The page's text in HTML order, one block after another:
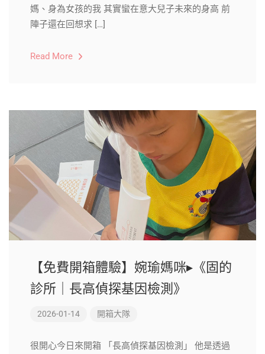
媽、身為女孩的我 其實蠻在意大兒子未來的身高 前
陣子還在回想求 […]
Read More
【免費開箱體驗】婉瑜媽咪▸《固的
診所｜長高偵探基因檢測》
2026-01-14 開箱大隊
很開心今日來開箱 「長高偵探基因檢測」 他是透過